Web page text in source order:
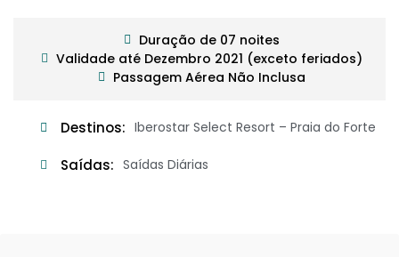
Duração de 07 noites
Validade até Dezembro 2021 (exceto feriados)
Passagem Aérea Não Inclusa
Destinos: Iberostar Select Resort – Praia do Forte
Saídas: Saídas Diárias